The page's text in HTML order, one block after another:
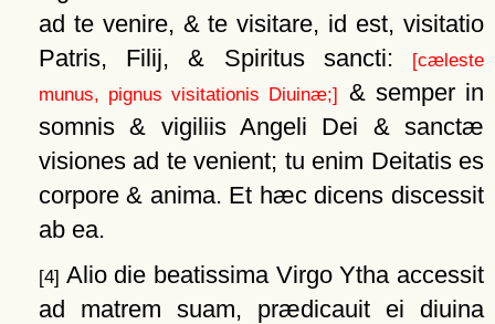
ad te venire, & te visitare, id est, visitatio
Patris, Filij, & Spiritus sancti:
[cæleste
munus, pignus visitationis Diuinæ;]
& semper in
somnis & vigiliis Angeli Dei & sanctæ
visiones ad te venient; tu enim Deitatis es
corpore & anima. Et hæc dicens discessit
ab ea.
[4] Alio die beatissima Virgo Ytha accessit
ad matrem suam, prædicauit ei diuina